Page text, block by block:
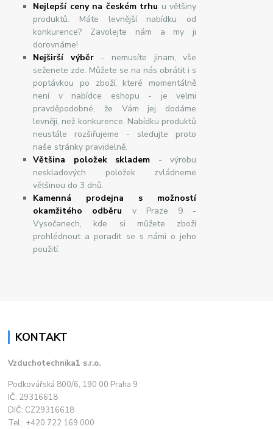
Nejlepší ceny na českém trhu u většiny
produktů. Máte levnější nabídku od
konkurence? Zavolejte nám a my ji
dorovnáme!
Nejširšívýběr- nemusíte jinam, vše
seženete zde. Můžete se na nás obrátit i s
poptávkou po zboží, které momentálně
není v nabídce eshopu - je velmi
pravděpodobné, že Vám jej dodáme
levněji, než konkurence. Nabídku produktů
neustále rozšiřujeme - sledujte proto
naše stránky pravidelně.
Většina položek skladem - výrobu
neskladových položek zvládneme
většinou do 3 dnů.
Kamenná prodejna s možností
okamžitého odběru v Praze 9 -
Vysočanech, kde si můžete zboží
prohlédnout a poradit se s námi o jeho
použití.
KONTAKT
Vzduchotechnika1 s.r.o.
Podkovářská 800/6, 190 00 Praha 9
IČ: 29316618
DIČ: CZ29316618
Tel.: +420 722 169 000